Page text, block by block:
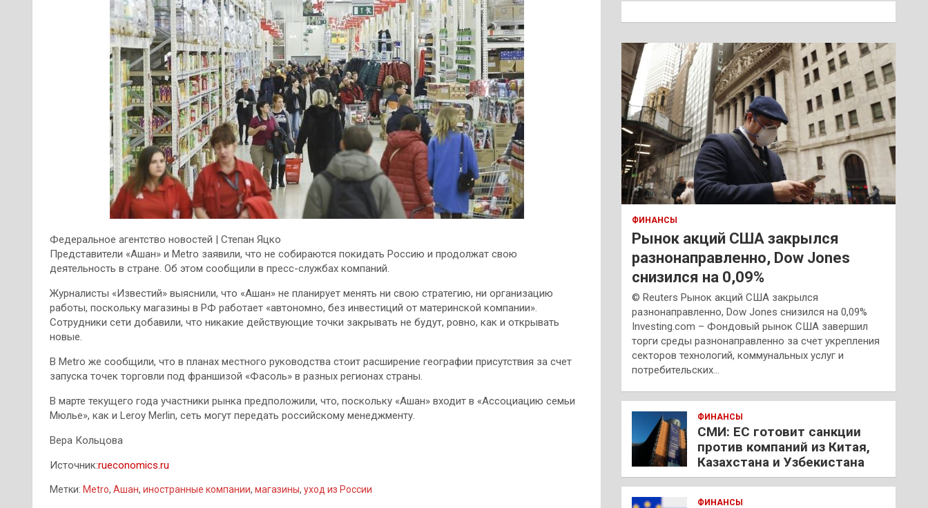
Федеральное агентство новостей | Cтепан Яцко
Представители «Ашан» и Metro заявили, что не собираются покидать Россию и продолжат свою
деятельность в стране. Об этом сообщили в пресс-службах компаний.
Журналисты «Известий» выяснили, что «Ашан» не планирует менять ни свою стратегию, ни организацию
работы, поскольку магазины в РФ работает «автономно, без инвестиций от материнской компании».
Сотрудники сети добавили, что никакие действующие точки закрывать не будут, ровно, как и открывать
новые.
В Metro же сообщили, что в планах местного руководства стоит расширение географии присутствия за счет
запуска точек торговли под франшизой «Фасоль» в разных регионах страны.
В марте текущего года участники рынка предположили, что, поскольку «Ашан» входит в «Ассоциацию семьи
Мюлье», как и Leroy Merlin, сеть могут передать российскому менеджменту.
Вера Кольцова
Источник:rueconomics.ru
Метки: Metro, Ашан, иностранные компании, магазины, уход из России
к
ФИНАНСЫ
Рынок акций США закрылся
разнонаправленно, Dow Jones
снизился на 0,09%
© Reuters Рынок акций США закрылся
разнонаправленно, Dow Jones снизился на 0,09%
Investing.com – Фондовый рынок США завершил
торги среды разнонаправленно за счет укрепления
секторов технологий, коммунальных услуг и
потребительских…
ФИНАНСЫ
СМИ: ЕС готовит санкции
против компаний из Китая,
Казахстана и Узбекистана
ФИНАНСЫ